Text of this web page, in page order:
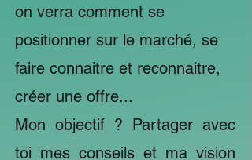
on verra comment se
positionner sur le marché, se
faire connaitre et reconnaitre,
créer une offre...
Mon objectif ? Partager avec
toi mes conseils et ma vision